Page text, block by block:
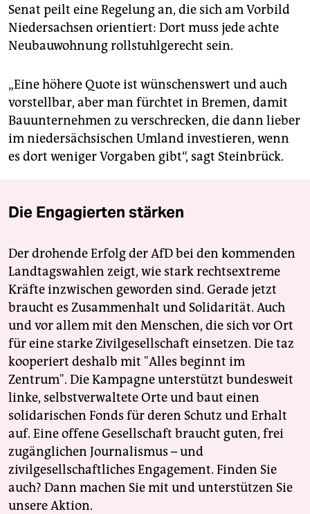
Senat peilt eine Regelung an, die sich am Vorbild
Niedersachsen orientiert: Dort muss jede achte
Neubauwohnung rollstuhlgerecht sein.
„Eine höhere Quote ist wünschenswert und auch
vorstellbar, aber man fürchtet in Bremen, damit
Bauunternehmen zu verschrecken, die dann lieber
im niedersächsischen Umland investieren, wenn
es dort weniger Vorgaben gibt“, sagt Steinbrück.
Die Engagierten stärken
Der drohende Erfolg der AfD bei den kommenden
Landtagswahlen zeigt, wie stark rechtsextreme
Kräfte inzwischen geworden sind. Gerade jetzt
braucht es Zusammenhalt und Solidarität. Auch
und vor allem mit den Menschen, die sich vor Ort
für eine starke Zivilgesellschaft einsetzen. Die taz
kooperiert deshalb mit "Alles beginnt im
Zentrum". Die Kampagne unterstützt bundesweit
linke, selbstverwaltete Orte und baut einen
solidarischen Fonds für deren Schutz und Erhalt
auf. Eine offene Gesellschaft braucht guten, frei
zugänglichen Journalismus – und
zivilgesellschaftliches Engagement. Finden Sie
auch? Dann machen Sie mit und unterstützen Sie
unsere Aktion.